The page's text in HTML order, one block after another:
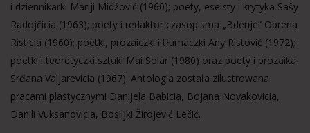
i dziennikarki Mariji Midžović (1960); poety, eseisty i krytyka Sašy
Radojčicia (1963); poety i redaktor czasopisma „Bdenje” Obrena
Risticia (1960); poetki, prozaiczki i tłumaczki Any Ristović (1972);
poetki i teoretyczki sztuki Mai Solar (1980) oraz poety i prozaika
Srđana Valjarevicia (1967). Antologia została zilustrowana
pracami plastycznymi Danijela Babicia, Bojana Novakovicia,
Danili Vuksanovicia, Bosiljki Žirojević Lečić.